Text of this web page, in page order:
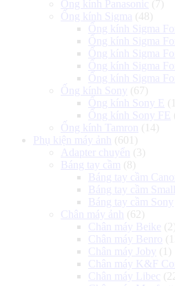
Ống kính Panasonic (7)
Ống kính Sigma (48)
Ống kính Sigma
Ống kính Sigma
Ống kính Sigma
Ống kính Sigma
Ống kính Sigma
Ống kính Sony (67)
Ống kính Sony E
Ống kính Sony FE
Ống kính Tamron
(14)
Phụ kiện máy ảnh
(601)
Adapter chuyển
(3)
Báng tay cầm (8)
Báng tay cầm Canon
Báng tay cầm
Báng tay cầm Sony
Chân máy ảnh
(62)
Chân máy Beike (2)
Chân máy Benro
Chân máy Joby (1)
Chân máy K&F
Chân máy Libec